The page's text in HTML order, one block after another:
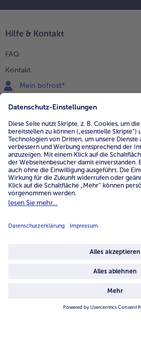
Hilfe & Kontakt
FAQ
Kontakt
Mein bofrost*
0800 - 000 19 18
Mo.-Fr.: 7-21 Uhr Sa: 8-16 Uhr
Service
Unternehmen
Über uns